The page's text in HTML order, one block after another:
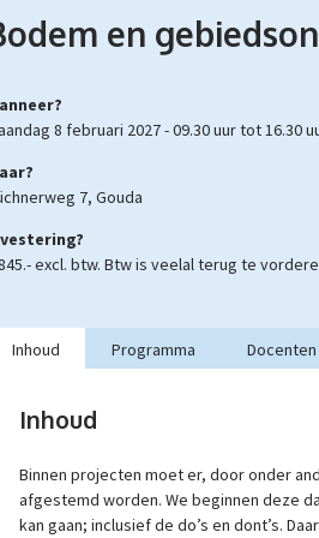
en
8 februari 2027 -09.30 uurtot16.30
7, Gouda
excl. btw. Btw is veelal terug te
Inhoud Programma Docenten
Inhoud
Binnen projecten moet er, door onder
afgestemd worden. We beginnen deze
kan gaan; inclusief de do’s en dont’s.